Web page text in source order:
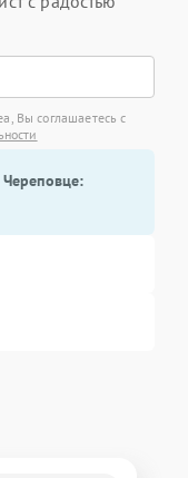
Вы соглашаетесь с